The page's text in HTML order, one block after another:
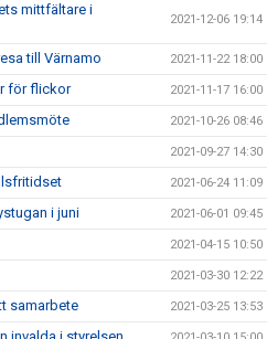
mittfältare i
2021-12-06 19:14
till Värnamo 2021-11-22 18:00
för flickor 2021-11-17 16:00
2021-10-26 08:46
2021-09-27 14:30
2021-06-24 11:09
i juni 2021-06-01 09:45
2021-04-15 10:50
2021-03-30 12:22
samarbete 2021-03-25 13:53